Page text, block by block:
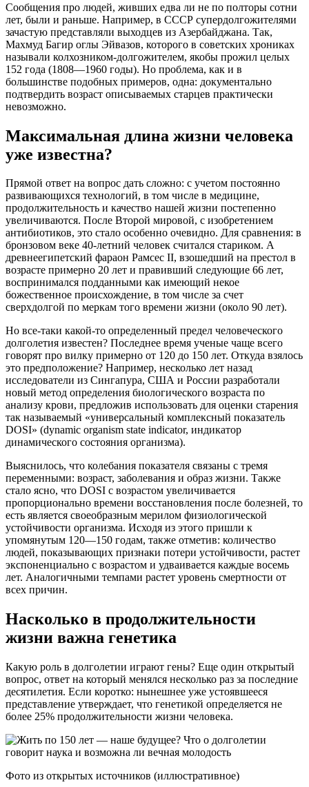
Сообщения про людей, живших едва ли не по полторы сотни
лет, были и раньше. Например, в СССР супердолгожителями
зачастую представляли выходцев из Азербайджана. Так,
Махмуд Багир оглы Эйвазов, которого в советских хрониках
называли колхозником-долгожителем, якобы прожил целых
152 года (1808—1960 годы). Но проблема, как и в
большинстве подобных примеров, одна: документально
подтвердить возраст описываемых старцев практически
невозможно.
Максимальная длина жизни человека
уже известна?
Прямой ответ на вопрос дать сложно: с учетом постоянно
развивающихся технологий, в том числе в медицине,
продолжительность и качество нашей жизни постепенно
увеличиваются. После Второй мировой, с изобретением
антибиотиков, это стало особенно очевидно. Для сравнения: в
бронзовом веке 40-летний человек считался стариком. А
древнеегипетский фараон Рамсес II, взошедший на престол в
возрасте примерно 20 лет и правивший следующие 66 лет,
воспринимался подданными как имеющий некое
божественное происхождение, в том числе за счет
сверхдолгой по меркам того времени жизни (около 90 лет).
Но все-таки какой-то определенный предел человеческого
долголетия известен? Последнее время ученые чаще всего
говорят про вилку примерно от 120 до 150 лет. Откуда взялось
это предположение? Например, несколько лет назад
исследователи из Сингапура, США и России разработали
новый метод определения биологического возраста по
анализу крови, предложив использовать для оценки старения
так называемый «универсальный комплексный показатель
DOSI» (dynamic organism state indicator, индикатор
динамического состояния организма).
Выяснилось, что колебания показателя связаны с тремя
переменными: возраст, заболевания и образ жизни. Также
стало ясно, что DOSI с возрастом увеличивается
пропорционально времени восстановления после болезней, то
есть является своеобразным мерилом физиологической
устойчивости организма. Исходя из этого пришли к
упомянутым 120—150 годам, также отметив: количество
людей, показывающих признаки потери устойчивости, растет
экспоненциально с возрастом и удваивается каждые восемь
лет. Аналогичными темпами растет уровень смертности от
всех причин.
Насколько в продолжительности
жизни важна генетика
Какую роль в долголетии играют гены? Еще один открытый
вопрос, ответ на который менялся несколько раз за последние
десятилетия. Если коротко: нынешнее уже устоявшееся
представление утверждает, что генетикой определяется не
более 25% продолжительности жизни человека.
Фото из открытых источников (иллюстративное)